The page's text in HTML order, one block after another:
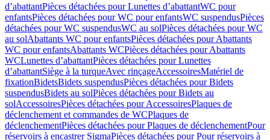
d’abattantPièces détachées pour Lunettes d’abattantWC pour
enfantsPièces détachées pour WC pour enfantsWC suspendusPièces
détachées pour WC suspendusWC au solPièces détachées pour WC
au solAbattants WC pour enfantsPièces détachées pour Abattants
WC pour enfantsAbattants WCPièces détachées pour Abattants
WCLunettes d’abattantPièces détachées pour Lunettes
d’abattantSiège à la turqueAvec rinçageAccessoiresMatériel de
fixationBidetsBidets suspendusPièces détachées pour Bidets
suspendusBidets au solPièces détachées pour Bidets au
solAccessoiresPièces détachées pour AccessoiresPlaques de
déclenchement et commandes de WCPlaques de
déclenchementPièces détachées pour Plaques de déclenchementPour
réservoirs à encastrer SigmaPièces détachées pour Pour réservoirs à